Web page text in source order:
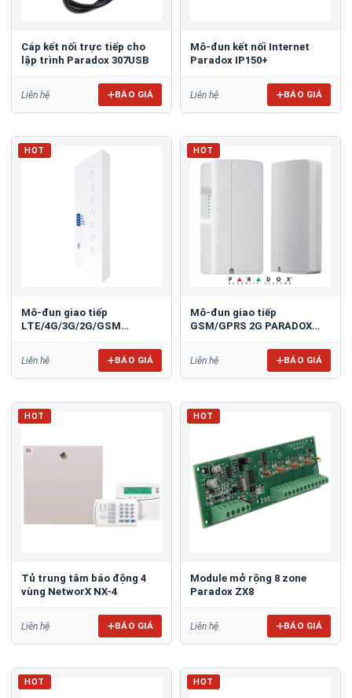
Cáp kết nối trực tiếp cho
lập trình Paradox 307USB
Liên hệ BÁO GIÁ
Mô-đun kết nối Internet
Paradox IP150+
Liên hệ BÁO GIÁ
HOT
Mô-đun giao tiếp
LTE/4G/3G/2G/GSM
Liên hệ BÁO GIÁ
HOT
Mô-đun giao tiếp
GSM/GPRS 2G PARADOX
Liên hệ BÁO GIÁ
HOT
Tủ trung tâm báo động 4
vùng NetworX NX-4
Liên hệ BÁO GIÁ
HOT
Module mở rộng 8 zone
Paradox ZX8
Liên hệ BÁO GIÁ
HOT HOT